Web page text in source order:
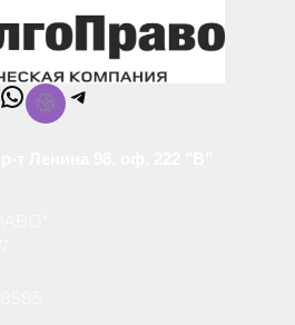
WhatsAppTelegram